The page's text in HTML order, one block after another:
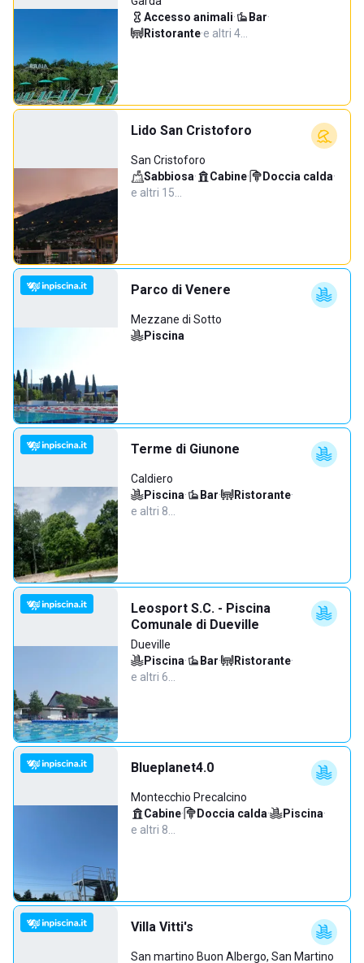
Accesso animali· Bar·
Ristorante·e altri 4…
Lido San Cristoforo
San Cristoforo
Sabbiosa· Cabine· Doccia calda·
e altri 15…
Parco di Venere
Mezzane di Sotto
Piscina
Terme di Giunone
Caldiero
Piscina· Bar· Ristorante·
e altri 8…
Leosport S.C. - Piscina
Comunale di Dueville
Dueville
Piscina· Bar· Ristorante·
e altri 6…
Blueplanet4.0
Montecchio Precalcino
Cabine· Doccia calda· Piscina·
e altri 8…
Villa Vitti's
San martino Buon Albergo, San Martino